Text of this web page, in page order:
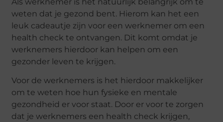
weten dat je gezond bent. Hierom kan het een
leuk cadeautje zijn voor een werknemer om een
health check te ontvangen. Dit komt omdat je
werknemers hierdoor kan helpen om een
gezonder leven te krijgen.
Voor de werknemers is het hierdoor makkelijker
om te weten hoe hun fysieke en mentale
gezondheid er voor staat. Door er voor te zorgen
dat je werknemers een health check krijgen,